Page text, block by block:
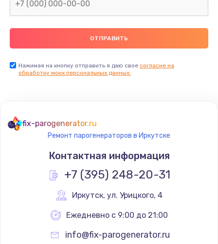
Нажимая на кнопку отправить я даю свое согласие на
обработку моих персональных данных.
fix-parogenerator.ru
Ремонт парогенераторов в Иркутске
Контактная информация
+7 (395) 248-20-31
Иркутск, ул. Урицкого, 4
Ежедневно с 9:00 до 21:00
info@fix-parogenerator.ru